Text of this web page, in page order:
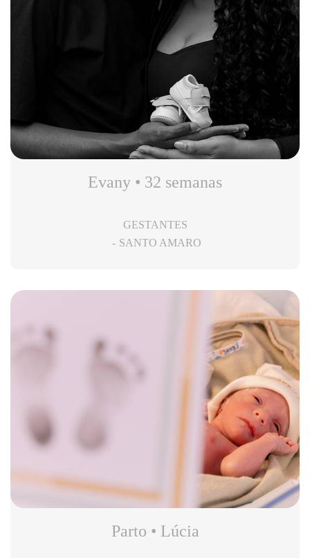
Evany • 32 semanas
GESTANTES
SANTO AMARO
Parto • Lúcia